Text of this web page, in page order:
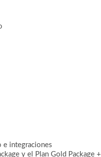
e integraciones
y el Plan Gold Package +